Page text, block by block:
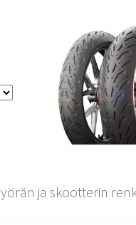
ja skootterin